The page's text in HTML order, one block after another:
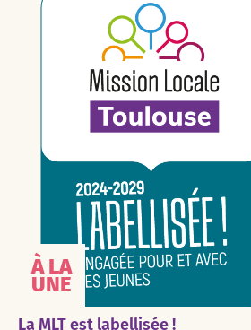
À LA
UNE
La MLT est labellisée !